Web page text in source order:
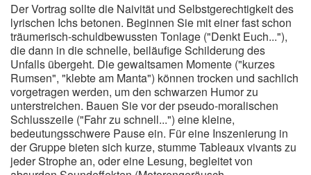
Der Vortrag sollte die Naivität und Selbstgerechtigkeit des
lyrischen Ichs betonen. Beginnen Sie mit einer fast schon
träumerisch-schuldbewussten Tonlage ("Denkt Euch..."),
die dann in die schnelle, beiläufige Schilderung des
Unfalls übergeht. Die gewaltsamen Momente ("kurzes
Rumsen", "klebte am Manta") können trocken und sachlich
vorgetragen werden, um den schwarzen Humor zu
unterstreichen. Bauen Sie vor der pseudo-moralischen
Schlusszeile ("Fahr zu schnell...") eine kleine,
bedeutungsschwere Pause ein. Für eine Inszenierung in
der Gruppe bieten sich kurze, stumme Tableaux vivants zu
jeder Strophe an, oder eine Lesung, begleitet von